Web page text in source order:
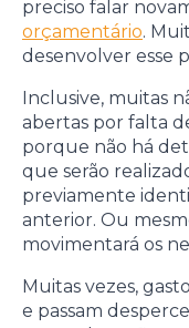
preciso falar
orçamentário.
desenvolver esse
Inclusive, muitas
abertas por falta
porque não há
que serão
previamente
anterior. Ou
movimentará os
Muitas vezes,
e passam